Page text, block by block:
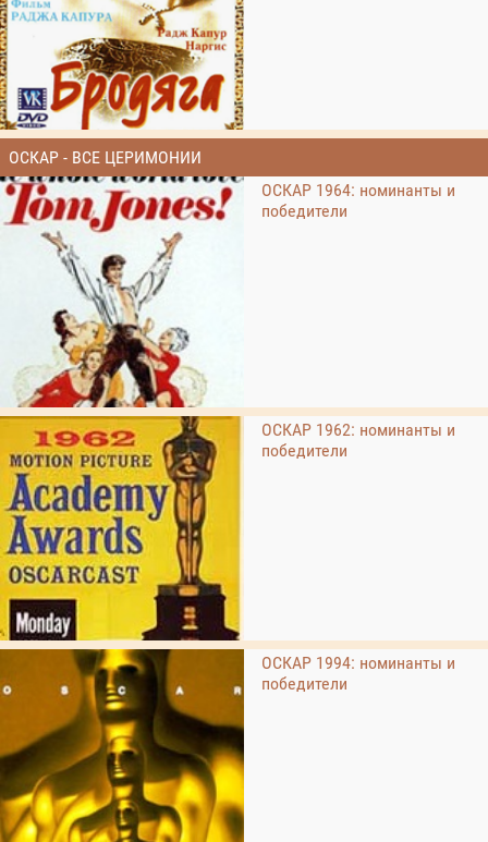
ОСКАР - ВСЕ ЦЕРИМОНИИ
ОСКАР 1964: номинанты и
победители
ОСКАР 1962: номинанты и
победители
ОСКАР 1994: номинанты и
победители